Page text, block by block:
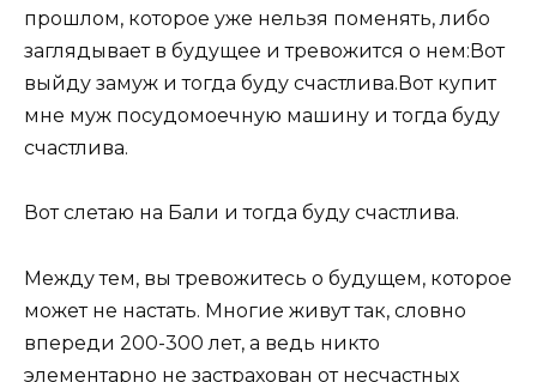
прошлом, которое уже нельзя поменять, либо
заглядывает в будущее и тревожится о нем:Вот
выйду замуж и тогда буду счастлива.Вот купит
мне муж посудомоечную машину и тогда буду
счастлива.
Вот слетаю на Бали и тогда буду счастлива.
Между тем, вы тревожитесь о будущем, которое
может не настать. Многие живут так, словно
впереди 200-300 лет, а ведь никто
элементарно не застрахован от несчастных